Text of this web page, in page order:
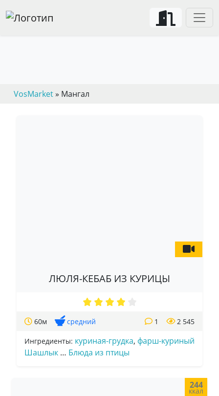
VosMarket» Мангал
ЛЮЛЯ-КЕБАБ ИЗ КУРИЦЫ
60м средний 2 545
1
Ингредиенты: куриная-грудка, фарш-куриный
Шашлык … Блюда из птицы
244
ккал